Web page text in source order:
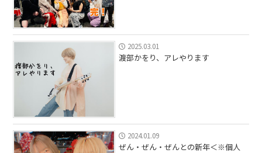
2025.03.01
渡部かをり、アレやります
2024.01.09
ぜん・ぜん・ぜんとの新年＜※個人